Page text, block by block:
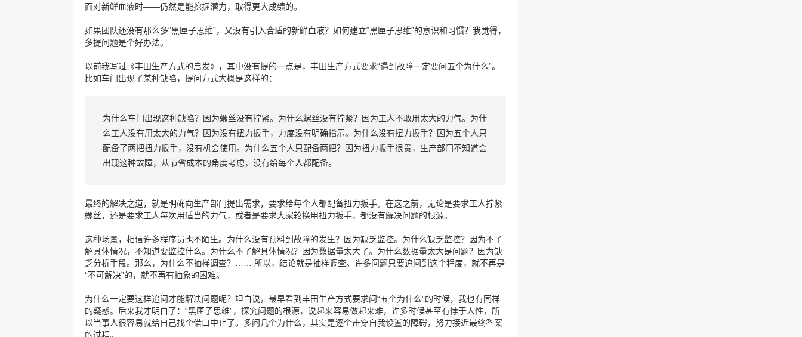
面对新鲜血液时——仍然是能挖掘潜力，取得更大成绩的。
如果团队还没有那么多“黑匣子思维”，又没有引入合适的新鲜血液？如何建立“黑匣子思维”的意识和习惯？我觉得，
多提问题是个好办法。
以前我写过《丰田生产方式的启发》，其中没有提的一点是，丰田生产方式要求“遇到故障一定要问五个为什么”。
比如车门出现了某种缺陷，提问方式大概是这样的：
为什么车门出现这种缺陷？因为螺丝没有拧紧。为什么螺丝没有拧紧？因为工人不敢用太大的力气。为什
么工人没有用太大的力气？因为没有扭力扳手，力度没有明确指示。为什么没有扭力扳手？因为五个人只
配备了两把扭力扳手，没有机会使用。为什么五个人只配备两把？因为扭力扳手很贵，生产部门不知道会
出现这种故障，从节省成本的角度考虑，没有给每个人都配备。
最终的解决之道，就是明确向生产部门提出需求，要求给每个人都配备扭力扳手。在这之前，无论是要求工人拧紧
螺丝，还是要求工人每次用适当的力气，或者是要求大家轮换用扭力扳手，都没有解决问题的根源。
这种场景，相信许多程序员也不陌生。为什么没有预料到故障的发生？因为缺乏监控。为什么缺乏监控？因为不了
解具体情况，不知道要监控什么。为什么不了解具体情况？因为数据量太大了。为什么数据量太大是问题？因为缺
乏分析手段。那么，为什么不抽样调查？…… 所以，结论就是抽样调查。许多问题只要追问到这个程度，就不再是
“不可解决”的，就不再有抽象的困难。
为什么一定要这样追问才能解决问题呢？坦白说，最早看到丰田生产方式要求问“五个为什么”的时候，我也有同样
的疑惑。后来我才明白了：“黑匣子思维”，探究问题的根源，说起来容易做起来难，许多时候甚至有悖于人性，所
以当事人很容易就给自己找个借口中止了。多问几个为什么，其实是逐个击穿自我设置的障碍，努力接近最终答案
的过程。